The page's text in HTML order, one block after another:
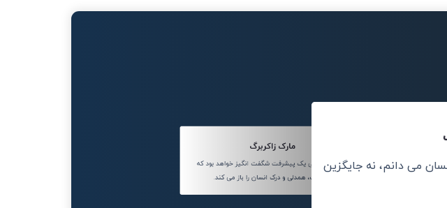
می دانم، نه جایگزین
مارک زاکربرگ
هوش مصنوعی یک پیشرفت شگفت انگیز خواهد بود که
خلاقیت، همدلی و درک انسان را باز می کند.